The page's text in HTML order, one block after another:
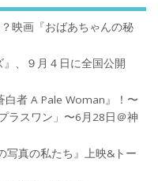
映画『おばあちゃんの秘
、９月４日に全国公開
白者 A Pale Woman』！〜
ラスワン」〜6月28日＠神
写真の私たち』上映&トー